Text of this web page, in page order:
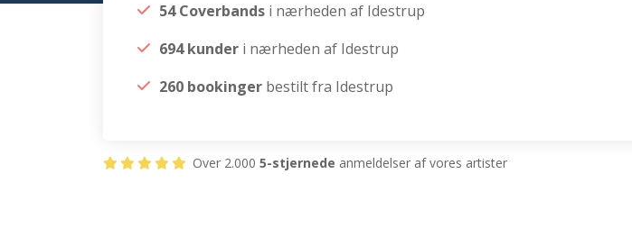
54 Coverbands i nærheden af Idestrup
694 kunder i nærheden af Idestrup
260 bookinger bestilt fra Idestrup
Over 2.000 5-stjernede anmeldelser af vores artister